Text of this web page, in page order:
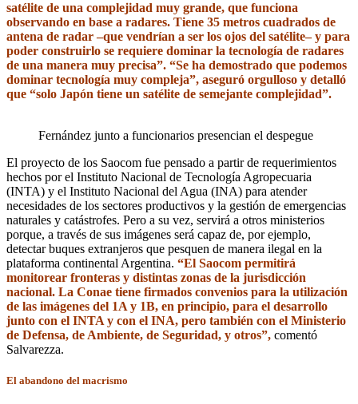
satélite de una complejidad muy grande, que funciona
observando en base a radares. Tiene 35 metros cuadrados de
antena de radar –que vendrían a ser los ojos del satélite– y para
poder construirlo se requiere dominar la tecnología de radares
de una manera muy precisa”. “Se ha demostrado que podemos
dominar tecnología muy compleja”, aseguró orgulloso y detalló
que “solo Japón tiene un satélite de semejante complejidad”.
Fernández junto a funcionarios presencian el despegue
El proyecto de los Saocom fue pensado a partir de requerimientos
hechos por el Instituto Nacional de Tecnología Agropecuaria
(INTA) y el Instituto Nacional del Agua (INA) para atender
necesidades de los sectores productivos y la gestión de emergencias
naturales y catástrofes. Pero a su vez, servirá a otros ministerios
porque, a través de sus imágenes será capaz de, por ejemplo,
detectar buques extranjeros que pesquen de manera ilegal en la
plataforma continental Argentina. “El Saocom permitirá
monitorear fronteras y distintas zonas de la jurisdicción
nacional. La Conae tiene firmados convenios para la utilización
de las imágenes del 1A y 1B, en principio, para el desarrollo
junto con el INTA y con el INA, pero también con el Ministerio
de Defensa, de Ambiente, de Seguridad, y otros”, comentó
Salvarezza.
El abandono del macrismo